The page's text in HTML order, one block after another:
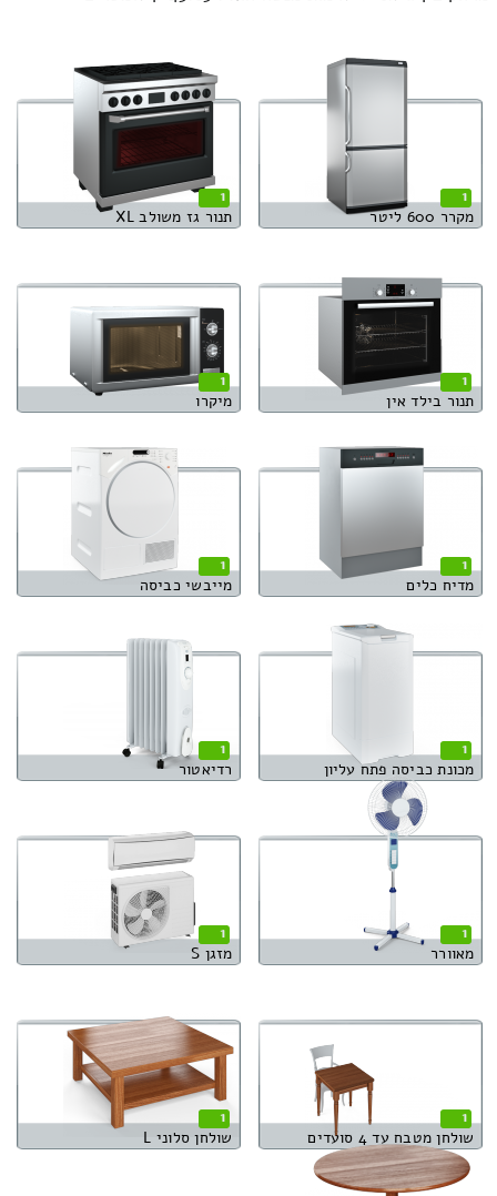
1
מקרר 600 ליטר
1
תנור גז משולב XL
1
תנור בילד אין
1
מיקרו
1
מדיח כלים
1
מייבשי כביסה
1
מכונת כביסה פתח עליון
1
רדיאטור
1
מאוורר
1
מזגן S
1
שולחן מטבח עד 4 סועדים
1
שולחן סלוני L